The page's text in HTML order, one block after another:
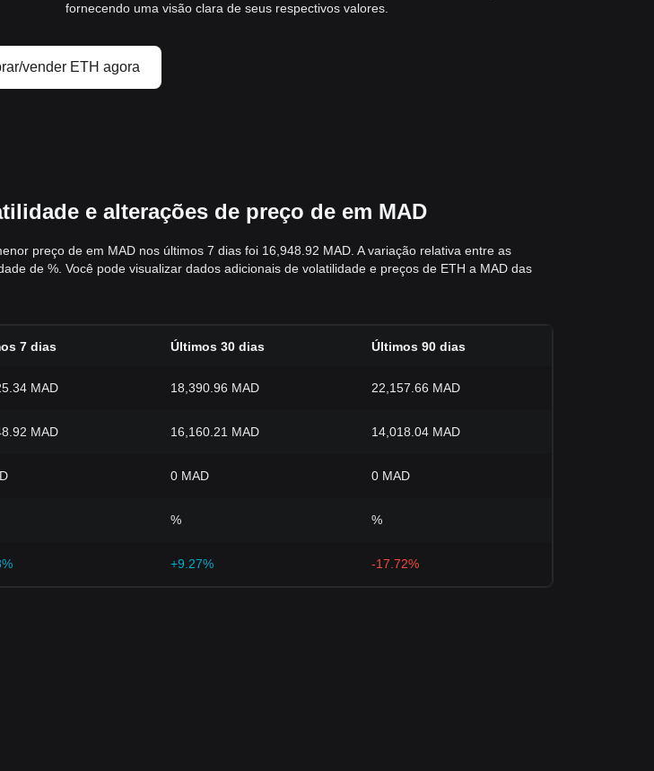
fornecendo uma visão clara de seus respectivos valores.
vender ETH agora
e alterações de preço de em MAD
preço de em MAD nos últimos 7 dias foi 16,948.92 MAD. A variação relativa entre as
de %. Você pode visualizar dados adicionais de volatilidade e preços de ETH a MAD das
7 dias Últimos 30 dias Últimos 90 dias
MAD 18,390.96 MAD 22,157.66 MAD
MAD 16,160.21 MAD 14,018.04 MAD
0 MAD 0 MAD
% %
+9.27% -17.72%